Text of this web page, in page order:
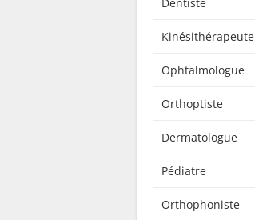
Kinésithérapeute
Ophtalmologue
Orthoptiste
Dermatologue
Pédiatre
Orthophoniste